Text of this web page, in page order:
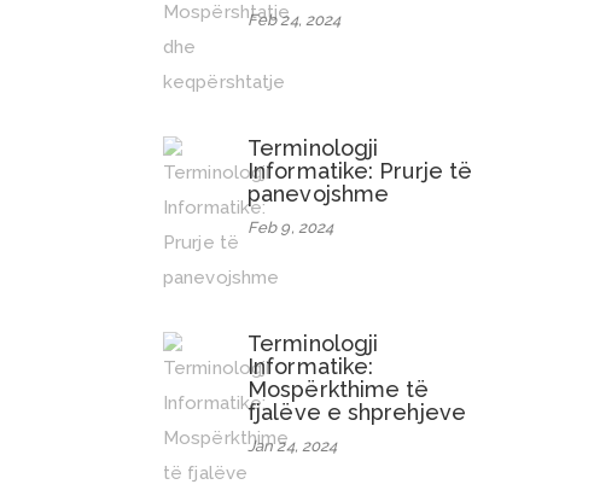
Feb 24, 2024
Terminologji
Informatike: Prurje të
panevojshme
Feb 9, 2024
Terminologji
Informatike:
Mospërkthime të
fjalëve e shprehjeve
Jan 24, 2024